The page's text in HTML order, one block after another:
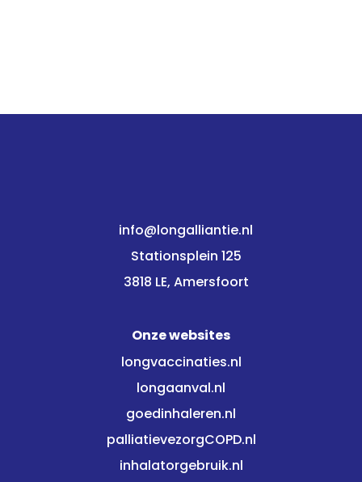
info@longalliantie.nl
Stationsplein 125
3818 LE, Amersfoort
Onze websites
longvaccinaties.nl
longaanval.nl
goedinhaleren.nl
palliatievezorgCOPD.nl
inhalatorgebruik.nl